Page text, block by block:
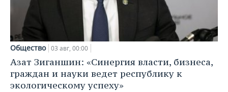
Общество 03 авг, 00:00
Азат Зиганшин: «Синергия власти, бизнеса,
граждан и науки ведет республику к
экологическому успеху»